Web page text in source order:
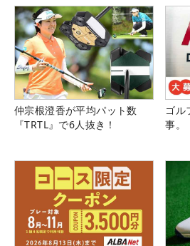
仲宗根澄香が平均パット数
『TRTL』で6人抜き！
ゴル
事。